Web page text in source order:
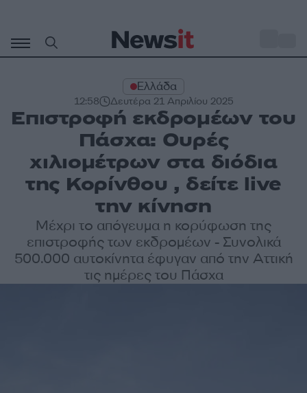
περιεχόμενο
Ελλάδα
12:58 Δευτέρα 21 Απριλίου 2025
Επιστροφή εκδρομέων του
Πάσχα: Ουρές
χιλιομέτρων στα διόδια
της Κορίνθου , δείτε live
την κίνηση
Μέχρι το απόγευμα η κορύφωση της
επιστροφής των εκδρομέων - Συνολικά
500.000 αυτοκίνητα έφυγαν από την Αττική
τις ημέρες του Πάσχα